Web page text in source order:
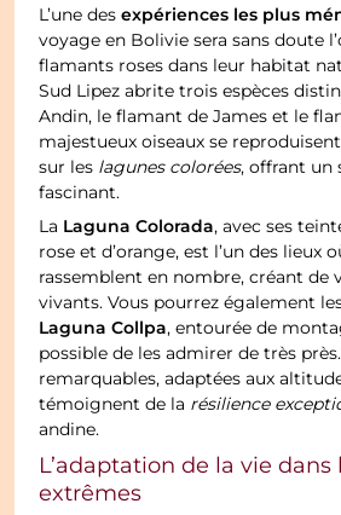
L’une desexpériences les plus
voyage en Bolivie sera sans doute
flamants roses dans leur habitat
Sud Lipez abrite trois espèces
Andin, le flamant de James et le
majestueux oiseaux se
sur les lagunes colorées, offrant un
fascinant.
La Laguna Colorada, avec ses
rose et d’orange, est l’un des lieux
rassemblent en nombre, créant de
vivants. Vous pourrez également
Laguna Collpa, entourée de
possible de les admirer de très
remarquables, adaptées aux
témoignent de la résilience
andine.
L’adaptation de la vie
extrêmes